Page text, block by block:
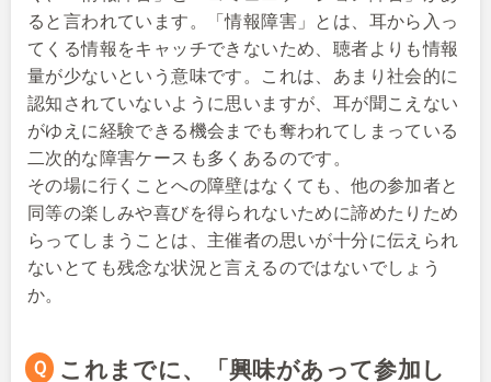
ると言われています。「情報障害」とは、耳から入っ
てくる情報をキャッチできないため、聴者よりも情報
量が少ないという意味です。これは、あまり社会的に
認知されていないように思いますが、耳が聞こえない
がゆえに経験できる機会までも奪われてしまっている
二次的な障害ケースも多くあるのです。
その場に行くことへの障壁はなくても、他の参加者と
同等の楽しみや喜びを得られないために諦めたりため
らってしまうことは、主催者の思いが十分に伝えられ
ないとても残念な状況と言えるのではないでしょう
か。
Ｑこれまでに、「興味があって参加し